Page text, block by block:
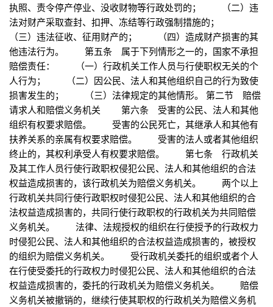
执照、责令停产停业、没收财物等行政处罚的； （二）违
法对财产采取查封、扣押、冻结等行政强制措施的；
（三）违法征收、征用财产的； （四）造成财产损害的其
他违法行为。 第五条 属于下列情形之一的，国家不承担
赔偿责任： （一）行政机关工作人员与行使职权无关的个
人行为； （二）因公民、法人和其他组织自己的行为致使
损害发生的； （三）法律规定的其他情形。 第二节 赔偿
请求人和赔偿义务机关 第六条 受害的公民、法人和其他
组织有权要求赔偿。 受害的公民死亡，其继承人和其他有
扶养关系的亲属有权要求赔偿。 受害的法人或者其他组织
终止的，其权利承受人有权要求赔偿。 第七条 行政机关
及其工作人员行使行政职权侵犯公民、法人和其他组织的合法
权益造成损害的，该行政机关为赔偿义务机关。 两个以上
行政机关共同行使行政职权时侵犯公民、法人和其他组织的合
法权益造成损害的，共同行使行政职权的行政机关为共同赔偿
义务机关。 法律、法规授权的组织在行使授予的行政权力
时侵犯公民、法人和其他组织的合法权益造成损害的，被授权
的组织为赔偿义务机关。 受行政机关委托的组织或者个人
在行使受委托的行政权力时侵犯公民、法人和其他组织的合法
权益造成损害的，委托的行政机关为赔偿义务机关。 赔偿
义务机关被撤销的，继续行使其职权的行政机关为赔偿义务机